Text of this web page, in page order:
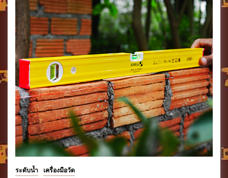
ระดับน้ำ เครื่องมือวัด